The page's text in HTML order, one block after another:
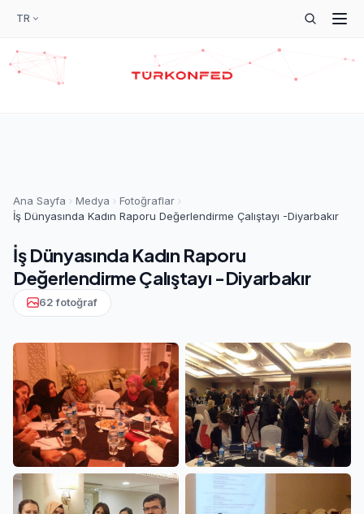
TR
Ana Sayfa Medya
Fotoğraflar
İş Dünyasında Kadın Raporu Değerlendirme Çalıştayı -Diyarbakır
İş Dünyasında Kadın Raporu
Değerlendirme Çalıştayı -Diyarbakır
62 fotoğraf